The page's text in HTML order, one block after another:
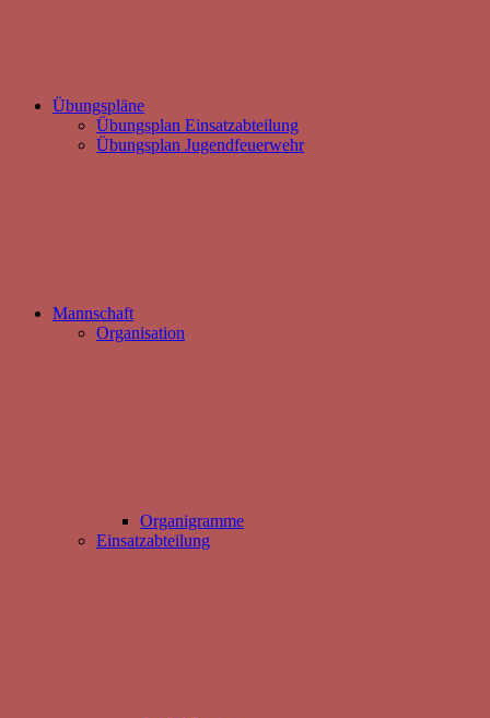
Übungspläne
Übungsplan Einsatzabteilung
Übungsplan Jugendfeuerwehr
Mannschaft
Organisation
Organigramme
Einsatzabteilung